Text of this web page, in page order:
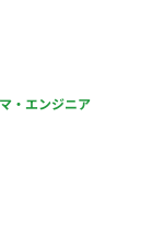
RDS等) 監
Slack,
発を進めてい
ダクト責任者
ながら開発を
2日リモートの
貸与
・エンジニア